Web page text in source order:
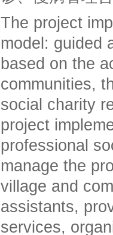
The project
model: guided
based on the
communities,
social charity
project
professional
manage the
village and
assistants,
services,